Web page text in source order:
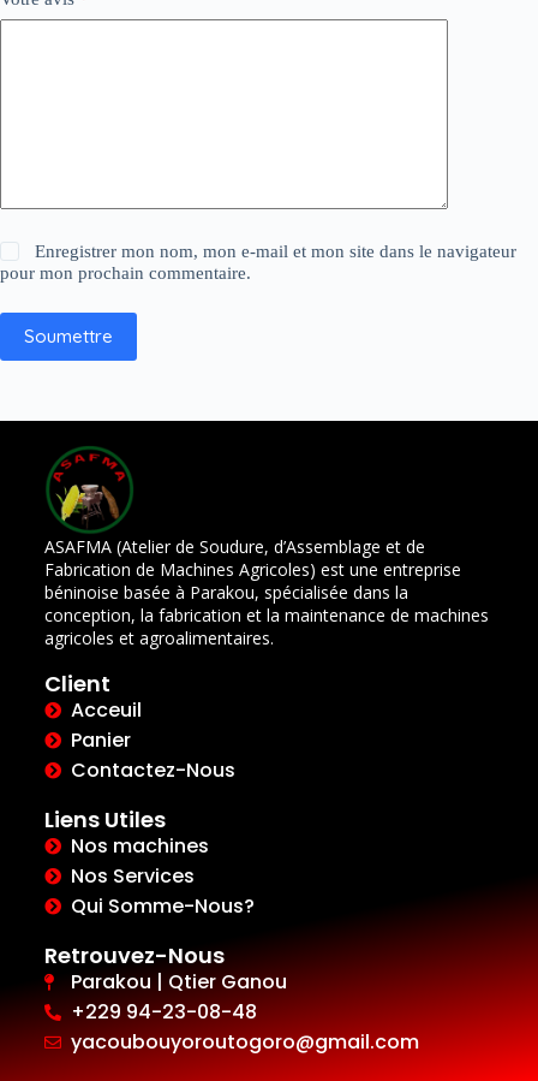
Enregistrer mon nom, mon e-mail et mon site dans le navigateur
pour mon prochain commentaire.
Soumettre
ASAFMA (Atelier de Soudure, d’Assemblage et de
Fabrication de Machines Agricoles) est une entreprise
béninoise basée à Parakou, spécialisée dans la
conception, la fabrication et la maintenance de machines
agricoles et agroalimentaires.
Client
Acceuil
Panier
Contactez-Nous
Liens Utiles
Nos machines
Nos Services
Qui Somme-Nous?
Retrouvez-Nous
Parakou | Qtier Ganou
+229 94-23-08-48
yacoubouyoroutogoro@gmail.com